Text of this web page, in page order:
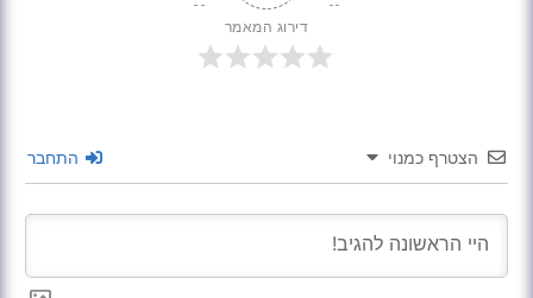
דירוג המאמר
הצטרף כמנוי התחבר